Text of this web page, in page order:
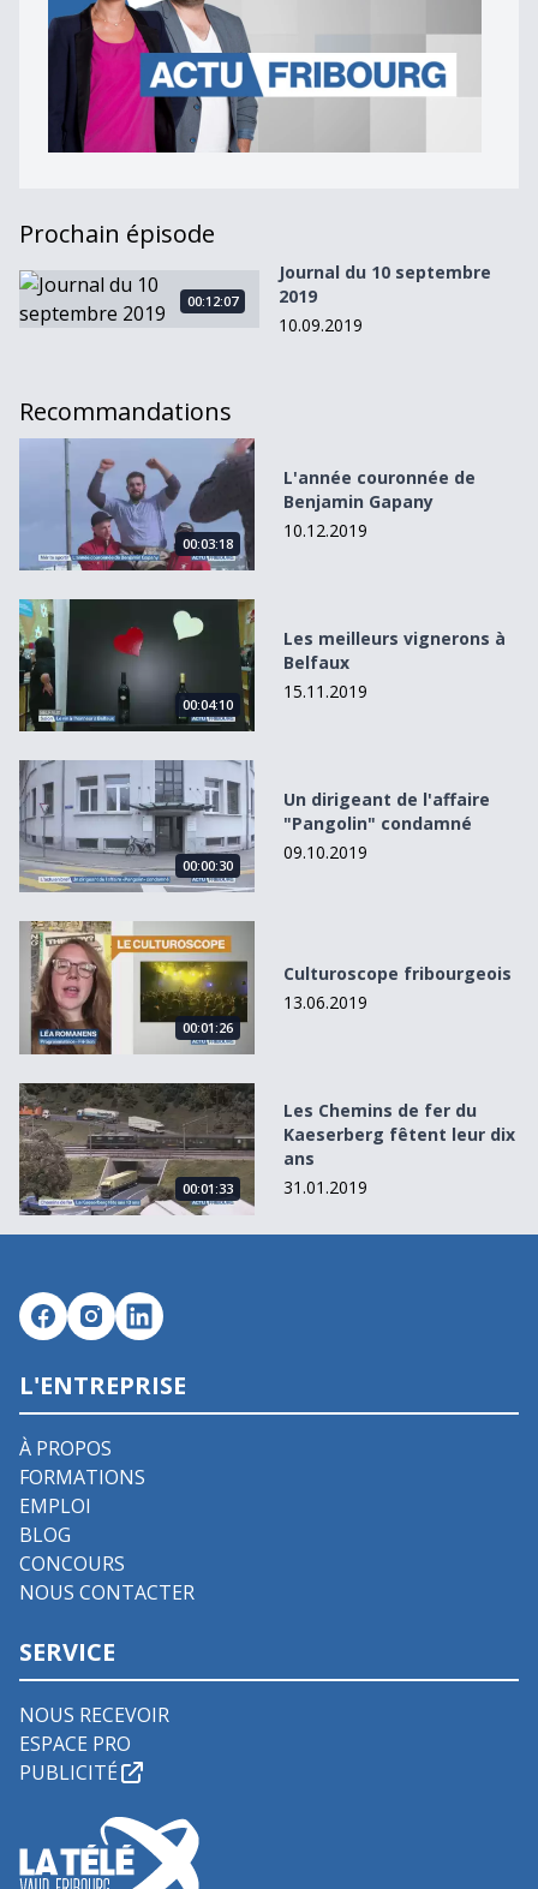
Prochain épisode
Journal du 10 septembre 2019
00:12:07
Journal du 10 septembre
2019
10.09.2019
Recommandations
L&#039;année couronnée de Benjamin Gapany
00:03:18
L'année couronnée de
Benjamin Gapany
10.12.2019
Les meilleurs vignerons à Belfaux
00:04:10
Les meilleurs vignerons à
Belfaux
15.11.2019
Un dirigeant de l&#039;affaire &quot;Pangolin&quot;
00:00:30
Un dirigeant de l'affaire
"Pangolin" condamné
09.10.2019
Culturoscope fribourgeois
00:01:26
Culturoscope fribourgeois
13.06.2019
Les Chemins de fer du Kaeserberg fêtent leur dix ans
00:01:33
Les Chemins de fer du
Kaeserberg fêtent leur dix
ans
31.01.2019
L'ENTREPRISE
À PROPOS
FORMATIONS
EMPLOI
BLOG
CONCOURS
NOUS CONTACTER
SERVICE
NOUS RECEVOIR
ESPACE PRO
PUBLICITÉ